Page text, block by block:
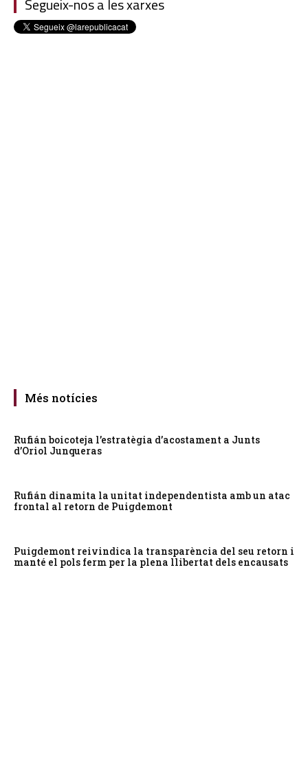
Més notícies
Rufián boicoteja l’estratègia d’acostament a Junts
d’Oriol Junqueras
Rufián dinamita la unitat independentista amb un atac
frontal al retorn de Puigdemont
Puigdemont reivindica la transparència del seu retorn i
manté el pols ferm per la plena llibertat dels encausats